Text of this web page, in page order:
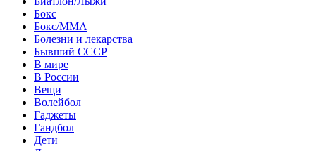
Бокс
Бокс/MMA
Болезни и лекарства
Бывший СССР
В мире
В России
Вещи
Волейбол
Гаджеты
Гандбол
Дети